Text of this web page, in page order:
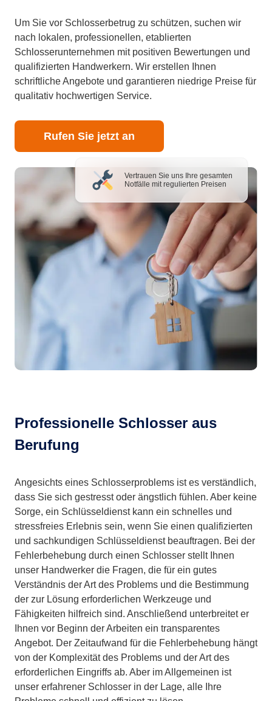
Um Sie vor Schlosserbetrug zu schützen, suchen wir
nach lokalen, professionellen, etablierten
Schlosserunternehmen mit positiven Bewertungen und
qualifizierten Handwerkern. Wir erstellen Ihnen
schriftliche Angebote und garantieren niedrige Preise für
qualitativ hochwertigen Service.
Rufen Sie jetzt an
Vertrauen Sie uns Ihre gesamten
Notfälle mit regulierten Preisen
Professionelle Schlosser aus
Berufung
Angesichts eines Schlosserproblems ist es verständlich,
dass Sie sich gestresst oder ängstlich fühlen. Aber keine
Sorge, ein Schlüsseldienst kann ein schnelles und
stressfreies Erlebnis sein, wenn Sie einen qualifizierten
und sachkundigen Schlüsseldienst beauftragen. Bei der
Fehlerbehebung durch einen Schlosser stellt Ihnen
unser Handwerker die Fragen, die für ein gutes
Verständnis der Art des Problems und die Bestimmung
der zur Lösung erforderlichen Werkzeuge und
Fähigkeiten hilfreich sind. Anschließend unterbreitet er
Ihnen vor Beginn der Arbeiten ein transparentes
Angebot. Der Zeitaufwand für die Fehlerbehebung hängt
von der Komplexität des Problems und der Art des
erforderlichen Eingriffs ab. Aber im Allgemeinen ist
unser erfahrener Schlosser in der Lage, alle Ihre